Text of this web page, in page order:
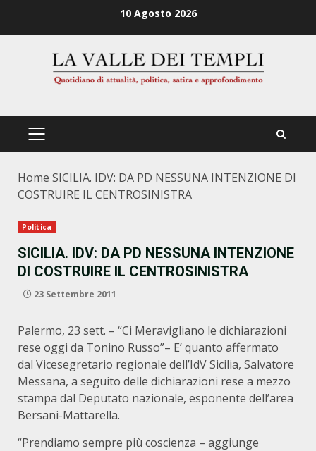
10 Agosto 2026
PRIMÄRES
Home SICILIA. IDV: DA PD NESSUNA INTENZIONE DI
COSTRUIRE IL CENTROSINISTRA
Politica
SICILIA. IDV: DA PD NESSUNA INTENZIONE
DI COSTRUIRE IL CENTROSINISTRA
23 Settembre 2011
Palermo, 23 sett. – “Ci Meravigliano le dichiarazioni
rese oggi da Tonino Russo”– E’ quanto affermato
dal Vicesegretario regionale dell’IdV Sicilia, Salvatore
Messana, a seguito delle dichiarazioni rese a mezzo
stampa dal Deputato nazionale, esponente dell’area
Bersani-Mattarella.
“Prendiamo sempre più coscienza – aggiunge